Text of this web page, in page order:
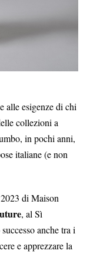
alle esigenze di chi
collezioni a
in pochi anni,
italiane (e non
di Maison
, al Sì
anche tra i
e apprezzare la